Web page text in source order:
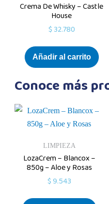
Crema De Whisky – Castle
House
$ 32.780
Añadir al carrito
Conoce más
LIMPIEZA
LozaCrem – Blancox –
850g – Aloe y Rosas
$9.543